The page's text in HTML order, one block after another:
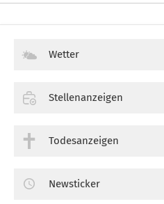
Wetter
Stellenanzeigen
Todesanzeigen
Newsticker